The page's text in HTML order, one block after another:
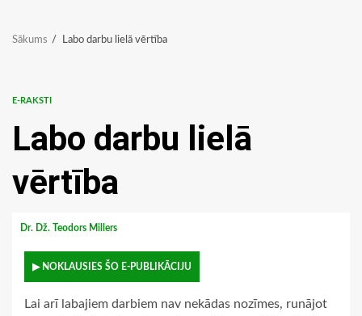
Sākums Labo darbu lielā vērtība
E-RAKSTI
Labo darbu lielā
vērtība
Dr. Dž. Teodors Millers
▶ NOKLAUSIES ŠO E-PUBLIKĀCIJU
Lai arī labajiem darbiem nav nekādas nozīmes, runājot